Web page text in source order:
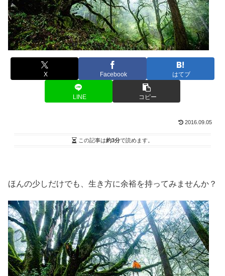
X Facebook はてブ
LINE コピー
2016.09.05
この記事は約3分で読めます。
ほんの少しだけでも、生き方に余裕を持ってみませんか？